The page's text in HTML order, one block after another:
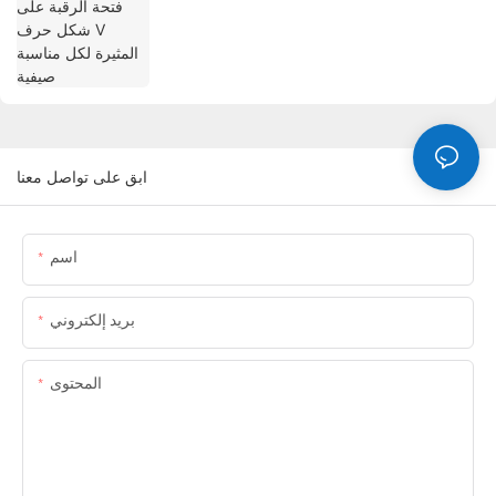
ابق على تواصل معنا
اسم
بريد إلكتروني
المحتوى